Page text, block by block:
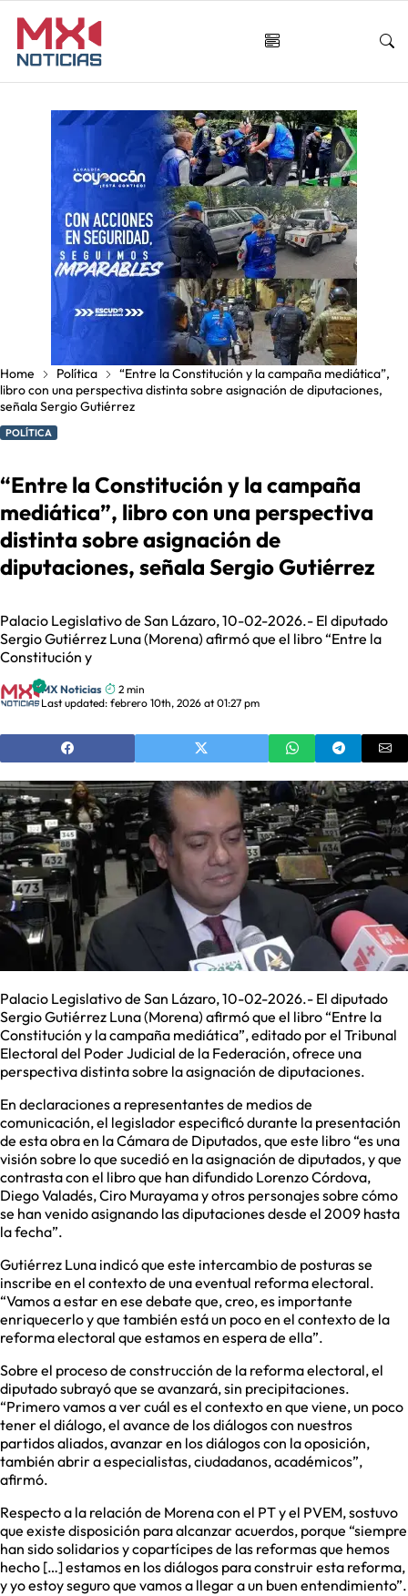
Home Política
“Entre la Constitución y la campaña mediática”,
libro con una perspectiva distinta sobre asignación de diputaciones,
señala Sergio Gutiérrez
POLÍTICA
“Entre la Constitución y la campaña
mediática”, libro con una perspectiva
distinta sobre asignación de
diputaciones, señala Sergio Gutiérrez
Palacio Legislativo de San Lázaro, 10-02-2026.- El diputado
Sergio Gutiérrez Luna (Morena) afirmó que el libro “Entre la
Constitución y
MX Noticias
2 min
Last updated: febrero 10th, 2026 at 01:27 pm
Palacio Legislativo de San Lázaro, 10-02-2026.- El diputado
Sergio Gutiérrez Luna (Morena) afirmó que el libro “Entre la
Constitución y la campaña mediática”, editado por el Tribunal
Electoral del Poder Judicial de la Federación, ofrece una
perspectiva distinta sobre la asignación de diputaciones.
En declaraciones a representantes de medios de
comunicación, el legislador especificó durante la presentación
de esta obra en la Cámara de Diputados, que este libro “es una
visión sobre lo que sucedió en la asignación de diputados, y que
contrasta con el libro que han difundido Lorenzo Córdova,
Diego Valadés, Ciro Murayama y otros personajes sobre cómo
se han venido asignando las diputaciones desde el 2009 hasta
la fecha”.
Gutiérrez Luna indicó que este intercambio de posturas se
inscribe en el contexto de una eventual reforma electoral.
“Vamos a estar en ese debate que, creo, es importante
enriquecerlo y que también está un poco en el contexto de la
reforma electoral que estamos en espera de ella”.
Sobre el proceso de construcción de la reforma electoral, el
diputado subrayó que se avanzará, sin precipitaciones.
“Primero vamos a ver cuál es el contexto en que viene, un poco
tener el diálogo, el avance de los diálogos con nuestros
partidos aliados, avanzar en los diálogos con la oposición,
también abrir a especialistas, ciudadanos, académicos”,
afirmó.
Respecto a la relación de Morena con el PT y el PVEM, sostuvo
que existe disposición para alcanzar acuerdos, porque “siempre
han sido solidarios y copartícipes de las reformas que hemos
hecho […] estamos en los diálogos para construir esta reforma,
y yo estoy seguro que vamos a llegar a un buen entendimiento”.